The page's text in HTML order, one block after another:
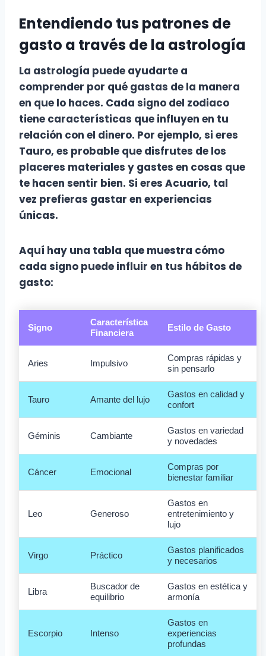
Entendiendo tus patrones de
gasto a través de la astrología
La astrología puede ayudarte a
comprender por qué gastas de la manera
en que lo haces. Cada signo del zodiaco
tiene características que influyen en tu
relación con el dinero. Por ejemplo, si eres
Tauro, es probable que disfrutes de los
placeres materiales y gastes en cosas que
te hacen sentir bien. Si eres Acuario, tal
vez prefieras gastar en experiencias
únicas.
Aquí hay una tabla que muestra cómo
cada signo puede influir en tus hábitos de
gasto:
Signo
Característica
Financiera
Estilo de Gasto
Aries Impulsivo
Compras rápidas y
sin pensarlo
Tauro Amante del lujo
Gastos en calidad y
confort
Géminis Cambiante
Gastos en variedad
y novedades
Cáncer Emocional
Compras por
bienestar familiar
Leo Generoso
Gastos en
entretenimiento y
lujo
Virgo Práctico
Gastos planificados
y necesarios
Libra
Buscador de
equilibrio
Gastos en estética y
armonía
Escorpio Intenso
Gastos en
experiencias
profundas